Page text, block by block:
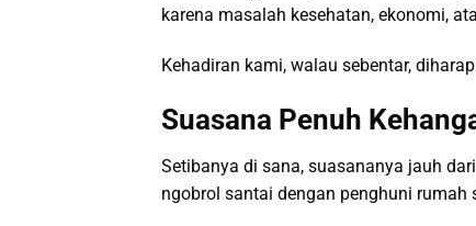
karena masalah kesehatan, ekonomi,
Kehadiran kami, walau sebentar,
Suasana Penuh
Setibanya di sana, suasananya jauh
ngobrol santai dengan penghuni rumah